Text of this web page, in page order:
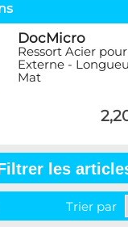
DocMicro
Ressort Acier
Externe -
Mat
les
Trier par